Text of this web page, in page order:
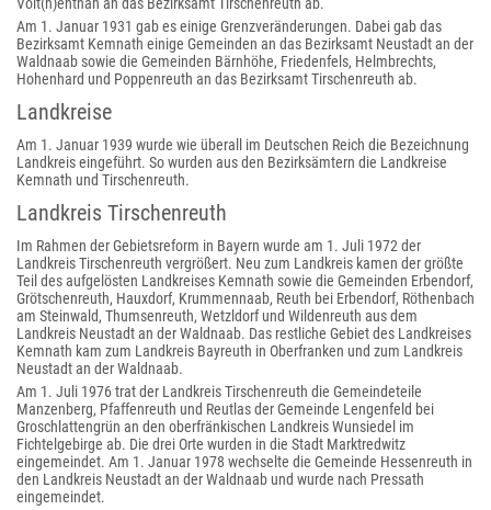
Am 1. Januar 1931 gab es einige Grenzveränderungen. Dabei gab das
Bezirksamt Kemnath einige Gemeinden an das Bezirksamt Neustadt an der
Waldnaab sowie die Gemeinden Bärnhöhe, Friedenfels, Helmbrechts,
Hohenhard und Poppenreuth an das Bezirksamt Tirschenreuth ab.
Landkreise
Am 1. Januar 1939 wurde wie überall im Deutschen Reich die Bezeichnung
Landkreis eingeführt. So wurden aus den Bezirksämtern die Landkreise
Kemnath und Tirschenreuth.
Landkreis Tirschenreuth
Im Rahmen der Gebietsreform in Bayern wurde am 1. Juli 1972 der
Landkreis Tirschenreuth vergrößert. Neu zum Landkreis kamen der größte
Teil des aufgelösten Landkreises Kemnath sowie die Gemeinden Erbendorf,
Grötschenreuth, Hauxdorf, Krummennaab, Reuth bei Erbendorf, Röthenbach
am Steinwald, Thumsenreuth, Wetzldorf und Wildenreuth aus dem
Landkreis Neustadt an der Waldnaab. Das restliche Gebiet des Landkreises
Kemnath kam zum Landkreis Bayreuth in Oberfranken und zum Landkreis
Neustadt an der Waldnaab.
Am 1. Juli 1976 trat der Landkreis Tirschenreuth die Gemeindeteile
Manzenberg, Pfaffenreuth und Reutlas der Gemeinde Lengenfeld bei
Groschlattengrün an den oberfränkischen Landkreis Wunsiedel im
Fichtelgebirge ab. Die drei Orte wurden in die Stadt Marktredwitz
eingemeindet. Am 1. Januar 1978 wechselte die Gemeinde Hessenreuth in
den Landkreis Neustadt an der Waldnaab und wurde nach Pressath
eingemeindet.